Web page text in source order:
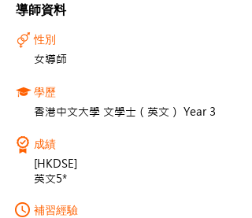
導師資料
性別
女導師
學歷
香港中文大學 文學士（英文） Year 3
成績
[HKDSE]
英文5*
補習經驗